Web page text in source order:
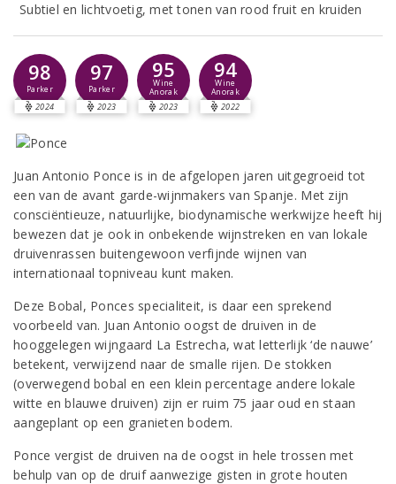
Subtiel en lichtvoetig, met tonen van rood fruit en kruiden
98
Parker
2024
97
Parker
2023
95
Wine
Anorak
2023
94
Wine
Anorak
2022
Juan Antonio Ponce is in de afgelopen jaren uitgegroeid tot
een van de avant garde-wijnmakers van Spanje. Met zijn
consciëntieuze, natuurlijke, biodynamische werkwijze heeft hij
bewezen dat je ook in onbekende wijnstreken en van lokale
druivenrassen buitengewoon verfijnde wijnen van
internationaal topniveau kunt maken.
Deze Bobal, Ponces specialiteit, is daar een sprekend
voorbeeld van. Juan Antonio oogst de druiven in de
hooggelegen wijngaard La Estrecha, wat letterlijk ‘de nauwe’
betekent, verwijzend naar de smalle rijen. De stokken
(overwegend bobal en een klein percentage andere lokale
witte en blauwe druiven) zijn er ruim 75 jaar oud en staan
aangeplant op een granieten bodem.
Ponce vergist de druiven na de oogst in hele trossen met
behulp van op de druif aanwezige gisten in grote houten